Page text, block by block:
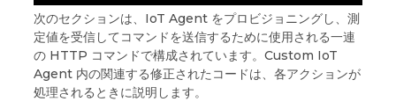
次のセクションは、IoT Agent をプロビジョニングし、測
定値を受信してコマンドを送信するために使用される一連
の HTTP コマンドで構成されています。Custom IoT
Agent 内の関連する修正されたコードは、各アクションが
処理されるときに説明します。